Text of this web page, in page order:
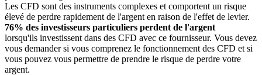
Les CFD sont des instruments complexes et comportent un risque
élevé de perdre rapidement de l'argent en raison de l'effet de levier.
76% des investisseurs particuliers perdent de l'argent
lorsqu'ils investissent dans des CFD avec ce fournisseur. Vous devez
vous demander si vous comprenez le fonctionnement des CFD et si
vous pouvez vous permettre de prendre le risque de perdre votre
argent.